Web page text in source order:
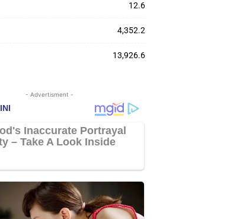
12.6
4,352.2
13,926.6
- Advertisment -